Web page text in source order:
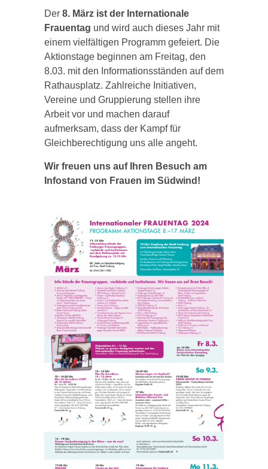
Der 8. März ist der Internationale
Frauentag und wird auch dieses Jahr mit
einem vielfältigen Programm gefeiert. Die
Aktionstage beginnen am Freitag, den
8.03. mit den Informationsständen auf dem
Rathausplatz. Zahlreiche Initiativen,
Vereine und Gruppierung stellen ihre
Arbeit vor und machen darauf
aufmerksam, dass der Kampf für
Gleichberechtigung uns alle angeht.
Wir freuen uns auf Ihren Besuch am
Infostand von Frauen im Südwind!